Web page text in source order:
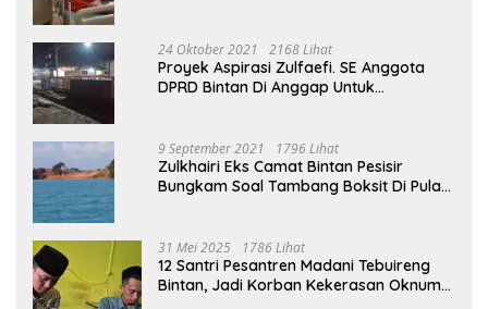
24 Oktober 2021 2168 Lihat
Proyek Aspirasi Zulfaefi. SE Anggota
DPRD Bintan Di Anggap Untuk
9 September 2021 1796 Lihat
Zulkhairi Eks Camat Bintan Pesisir
Bungkam Soal Tambang Boksit Di Pulau
31 Mei 2025 1786 Lihat
12 Santri Pesantren Madani Tebuireng
Bintan, Jadi Korban Kekerasan Oknum